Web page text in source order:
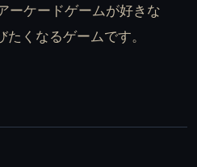
ーケードゲームが好きな
たくなるゲームです。